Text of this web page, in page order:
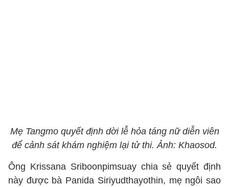
Mẹ Tangmo quyết định dời lễ hỏa táng nữ diễn viên
để cảnh sát khám nghiệm lại tử thi. Ảnh: Khaosod.
Ông Krissana Sriboonpimsuay chia sẻ quyết định
này được bà Panida Siriyudthayothin, mẹ ngôi sao